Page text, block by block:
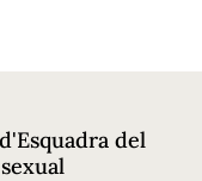
del